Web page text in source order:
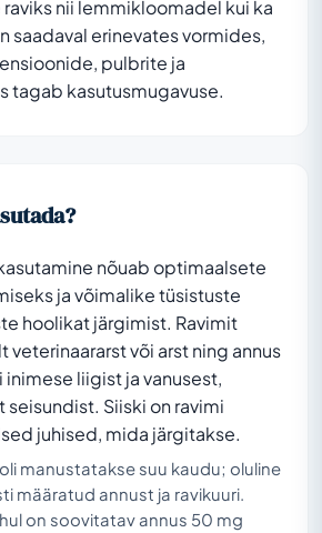
nii lemmikloomadel kui ka
saadaval erinevates vormides,
pulbrite ja
tagab kasutusmugavuse.
nõuab optimaalsete
ja võimalike tüsistuste
hoolikat järgimist. Ravimit
veterinaararst või arst ning annus
liigist ja vanusest,
seisundist. Siiski on ravimi
juhised, mida järgitakse.
manustatakse suu kaudu; oluline
määratud annust ja ravikuuri.
on soovitatav annus 50 mg